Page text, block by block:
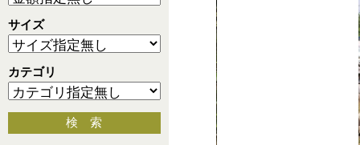
サイズ
カテゴリ
検 索